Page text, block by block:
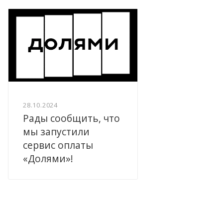
28.10.2024
Рады сообщить, что
мы запустили
сервис оплаты
«Долями»!